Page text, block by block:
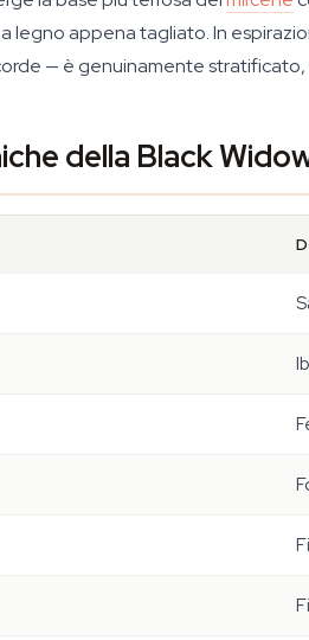
legno appena tagliato. In
— è genuinamente
della Black